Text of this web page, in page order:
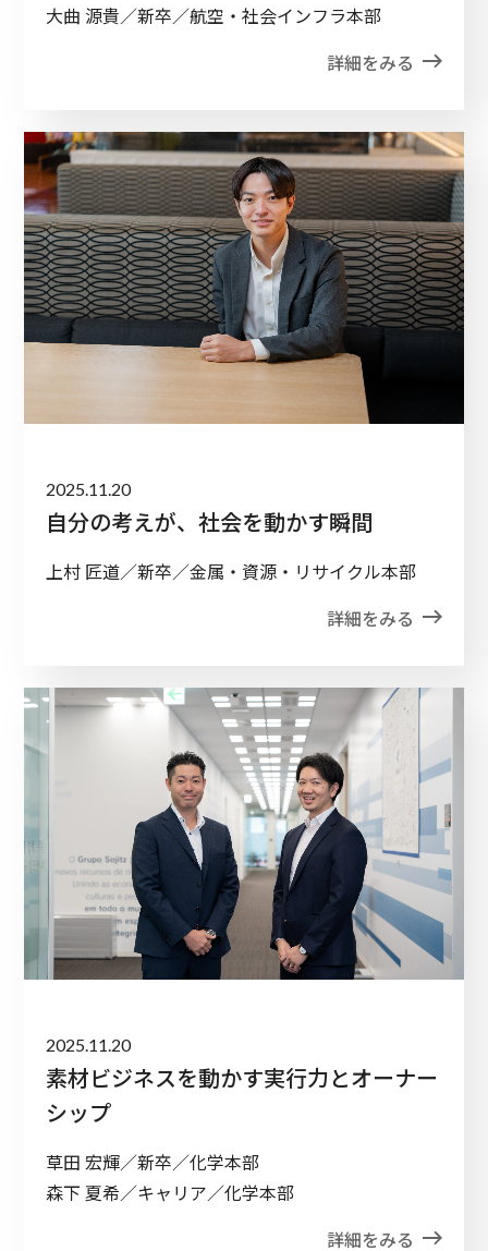
大曲 源貴／新卒／航空・社会インフラ本部
詳細をみる
2025.11.20
自分の考えが、社会を動かす瞬間
上村 匠道／新卒／金属・資源・リサイクル本部
詳細をみる
2025.11.20
素材ビジネスを動かす実行力とオーナー
シップ
草田 宏輝／新卒／化学本部
森下 夏希／キャリア／化学本部
詳細をみる